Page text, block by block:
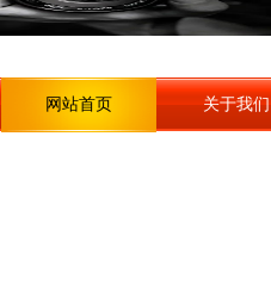
网站首页 关于我们